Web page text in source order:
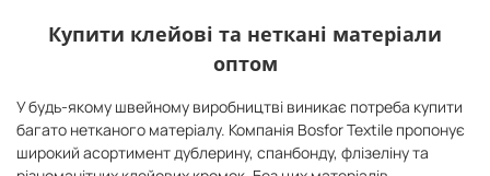
Купити клейові та неткані матеріали
оптом
У будь-якому швейному виробництві виникає потреба купити
багато нетканого матеріалу. Компанія Bosfor Textile пропонує
широкий асортимент дублерину, спанбонду, флізеліну та